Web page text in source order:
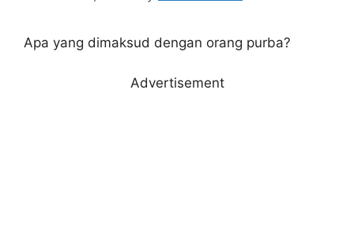
Apa yang dimaksud dengan orang purba?
Advertisement